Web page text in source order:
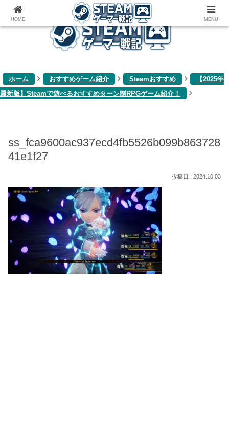
ゲーム関連雑記ブログ
ホーム おすすめゲーム紹介 Steamおすすめ
【2025年
最新版】Steamで遊べるおすすめターン制RPGゲーム紹介！
ss_fca9600ac937ecd4fb5526b099b863728
41e1f27
2024.10.03
HOME MENU